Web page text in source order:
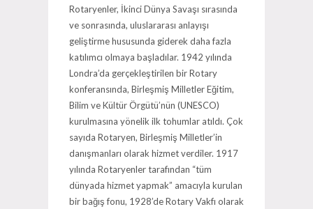
Rotaryenler, İkinci Dünya Savaşı sırasında
ve sonrasında, uluslararası anlayışı
geliştirme hususunda giderek daha fazla
katılımcı olmaya başladılar. 1942 yılında
Londra’da gerçekleştirilen bir Rotary
konferansında, Birleşmiş Milletler Eğitim,
Bilim ve Kültür Örgütü’nün (UNESCO)
kurulmasına yönelik ilk tohumlar atıldı. Çok
sayıda Rotaryen, Birleşmiş Milletler’in
danışmanları olarak hizmet verdiler. 1917
yılında Rotaryenler tarafından “tüm
dünyada hizmet yapmak” amacıyla kurulan
bir bağış fonu, 1928’de Rotary Vakfı olarak